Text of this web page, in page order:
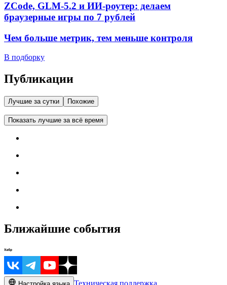
ZCode, GLM-5.2 и ИИ-роутер: делаем
браузерные игры по 7 рублей
Чем больше метрик, тем меньше контроля
В подборку
Публикации
Лучшие за сутки Похожие
Показать лучшие за всё время
Ближайшие события
Техническая поддержка